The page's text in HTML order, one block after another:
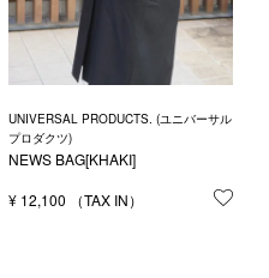
お気に入りに登録する
UNIVERSAL PRODUCTS. (ユニバーサル
プロダクツ)
NEWS BAG[KHAKI]
¥ 12,100